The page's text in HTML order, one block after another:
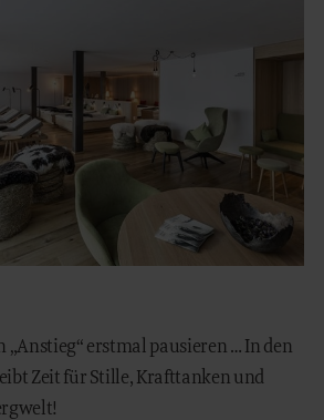
„Anstieg“ erstmal pausieren … In den
Zeit für Stille, Krafttanken und